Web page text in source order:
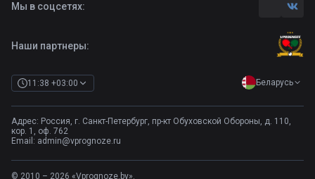
Контакты
Наши партнеры:
11:38 +03:00 Беларусь
Адрес: Россия, г. Санкт-Петербург, пр-кт Обуховской Обороны, д. 110,
кор. 1, оф. 762
Email: admin@vprognoze.ru
Мы в соцсетях:
© 2010 – 2026 «Vprognoze.by».